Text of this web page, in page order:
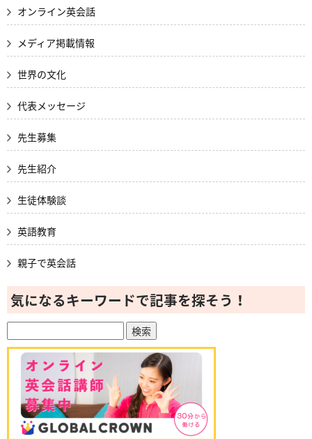
オンライン英会話
メディア掲載情報
世界の文化
代表メッセージ
先生募集
先生紹介
生徒体験談
英語教育
親子で英会話
気になるキーワードで記事を探そう！